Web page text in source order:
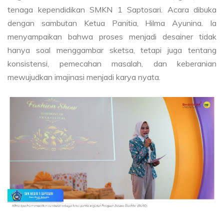
tenaga kependidikan SMKN 1 Saptosari. Acara dibuka
dengan sambutan Ketua Panitia, Hilma Ayunina. Ia
menyampaikan bahwa proses menjadi desainer tidak
hanya soal menggambar sketsa, tetapi juga tentang
konsistensi, pemecahan masalah, dan keberanian
mewujudkan imajinasi menjadi karya nyata.